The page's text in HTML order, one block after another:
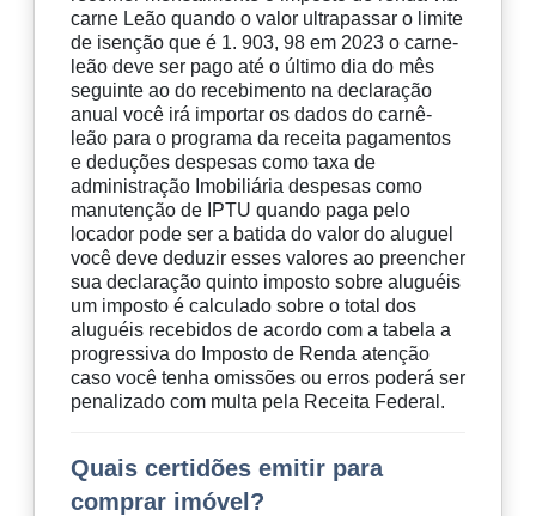
carne Leão quando o valor ultrapassar o limite
de isenção que é 1. 903, 98 em 2023 o carne-
leão deve ser pago até o último dia do mês
seguinte ao do recebimento na declaração
anual você irá importar os dados do carnê-
leão para o programa da receita pagamentos
e deduções despesas como taxa de
administração Imobiliária despesas como
manutenção de IPTU quando paga pelo
locador pode ser a batida do valor do aluguel
você deve deduzir esses valores ao preencher
sua declaração quinto imposto sobre aluguéis
um imposto é calculado sobre o total dos
aluguéis recebidos de acordo com a tabela a
progressiva do Imposto de Renda atenção
caso você tenha omissões ou erros poderá ser
penalizado com multa pela Receita Federal.
Quais certidões emitir para
comprar imóvel?